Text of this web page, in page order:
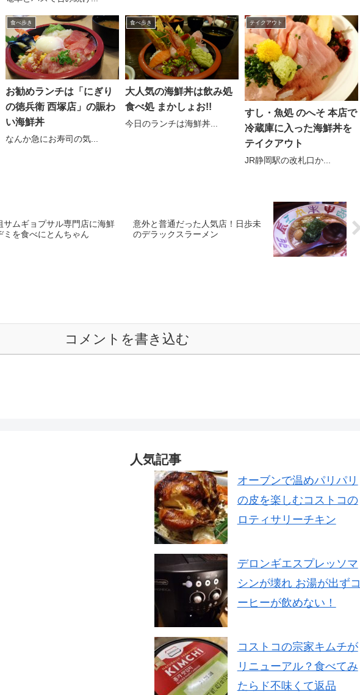
食べ歩き
お勧めランチは「にぎり
の徳兵衛 西塚店」の賑わ
い海鮮丼
なんか急にお寿司の気...
食べ歩き
大人気の海鮮丼は飲み処
食べ処 まかしょお!!
今日のランチは海鮮丼...
テイクアウト
すし・魚処 のへそ 本店で
冷蔵庫に入った海鮮丼を
テイクアウト
JR静岡駅の改札口か...
サムギョプサル専門店に海鮮
ミを食べにとんちゃん
意外と普通だった人気店！日歩未
のデラックスラーメン
コメントを書き込む
人気記事
オーブンで温めパリパリ
の皮を楽しむコストコの
ロティサリーチキン
デロンギエスプレッソマ
シンが壊れ お湯が出ずコ
ーヒーが飲めない！
コストコの宗家キムチが
リニューアル？食べてみ
たらド不味くて返品